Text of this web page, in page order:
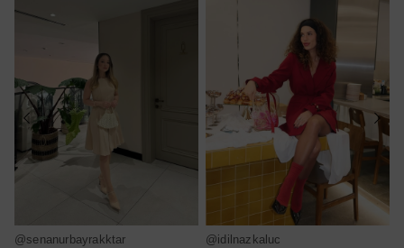
@senanurbayrakktar @idilnazkaluc